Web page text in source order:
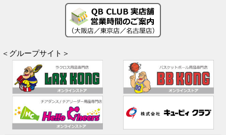
＜グループサイト＞